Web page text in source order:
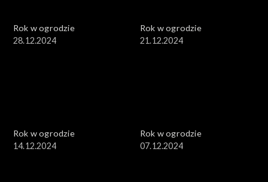
Rok w ogrodzie
28.12.2024
Rok w ogrodzie
21.12.2024
Rok w ogrodzie
14.12.2024
Rok w ogrodzie
07.12.2024